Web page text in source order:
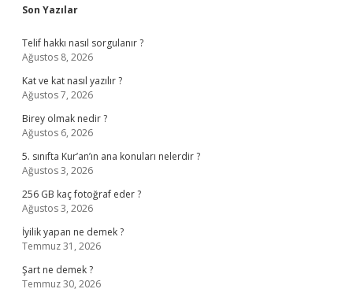
Sidebar
Son Yazılar
Telif hakkı nasıl sorgulanır ?
Ağustos 8, 2026
Kat ve kat nasıl yazılır ?
Ağustos 7, 2026
Birey olmak nedir ?
Ağustos 6, 2026
5. sınıfta Kur’an’ın ana konuları nelerdir ?
Ağustos 3, 2026
256 GB kaç fotoğraf eder ?
Ağustos 3, 2026
İyilik yapan ne demek ?
Temmuz 31, 2026
Şart ne demek ?
Temmuz 30, 2026